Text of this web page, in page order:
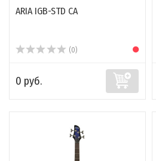
ARIA IGB-STD CA
(0)
0 руб.